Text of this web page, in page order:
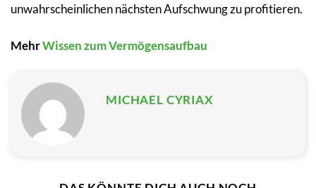
unwahrscheinlichen nächsten Aufschwung zu profitieren.
MehrWissen zum Vermögensaufbau
MICHAEL CYRIAX